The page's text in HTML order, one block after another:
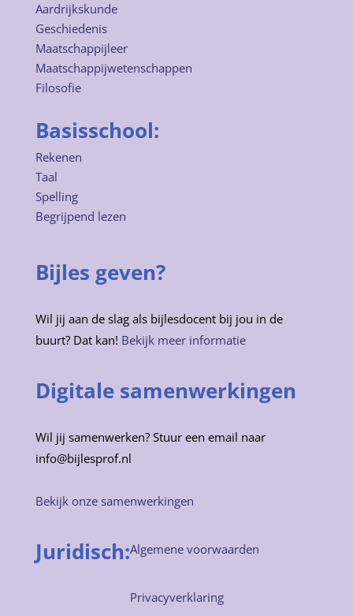
Aardrijkskunde
Geschiedenis
Maatschappijleer
Maatschappijwetenschappen
Filosofie
Basisschool:
Rekenen
Taal
Spelling
Begrijpend lezen
Bijles geven?
Wil jij aan de slag als bijlesdocent bij jou in de
buurt? Dat kan! Bekijk meer informatie
Digitale samenwerkingen
Wil jij samenwerken? Stuur een email naar
info@bijlesprof.nl
Bekijk onze samenwerkingen
Juridisch:Algemene voorwaarden
Privacyverklaring